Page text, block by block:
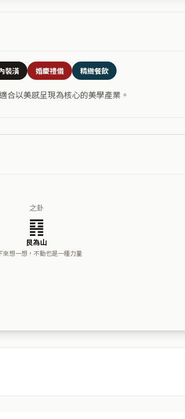
裝潢 婚慶禮儀 精緻餐飲
合以美感呈現為核心的美學產業。
之卦
䷳
艮為山
來想一想，不動也是一種力量